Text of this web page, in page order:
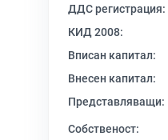
ДДС регистрация:
КИД 2008:
Вписан капитал:
Внесен капитал:
Представляващи:
Собственост: